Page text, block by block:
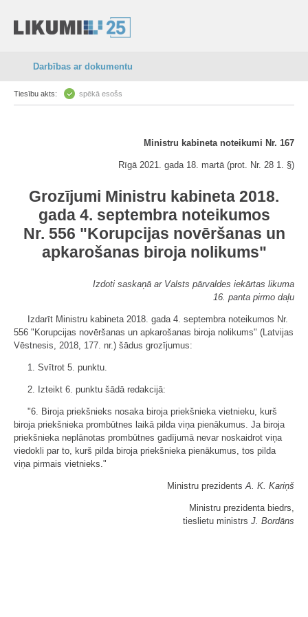
Darbības ar dokumentu
Tiesību akts: spēkā esošs
Ministru kabineta noteikumi Nr. 167
Rīgā 2021. gada 18. martā (prot. Nr. 28 1. §)
Grozījumi Ministru kabineta 2018.
gada 4. septembra noteikumos
Nr. 556 "Korupcijas novēršanas un
apkarošanas biroja nolikums"
Izdoti saskaņā ar Valsts pārvaldes iekārtas likuma
16. panta pirmo daļu
Izdarīt Ministru kabineta 2018. gada 4. septembra noteikumos Nr.
556 "Korupcijas novēršanas un apkarošanas biroja nolikums" (Latvijas
Vēstnesis, 2018, 177. nr.) šādus grozījumus:
1. Svītrot 5. punktu.
2. Izteikt 6. punktu šādā redakcijā:
"6. Biroja priekšnieks nosaka biroja priekšnieka vietnieku, kurš
biroja priekšnieka prombūtnes laikā pilda viņa pienākumus. Ja biroja
priekšnieka neplānotas prombūtnes gadījumā nevar noskaidrot viņa
viedokli par to, kurš pilda biroja priekšnieka pienākumus, tos pilda
viņa pirmais vietnieks."
Ministru prezidentsA. K. Kariņš
Ministru prezidenta biedrs,
tieslietu ministrs J. Bordāns